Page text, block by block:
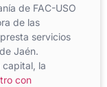
de FAC-USO
de las
servicios
Jaén.
capital, la
con